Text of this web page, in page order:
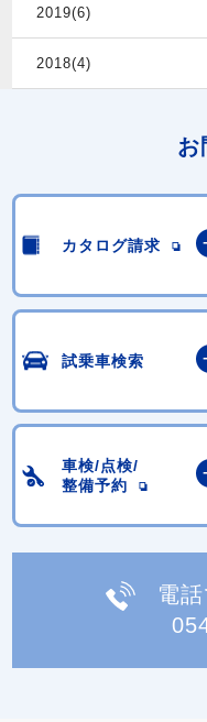
2019(6)
2018(4)
お
カタログ請求
試乗車検索
車検/点検/
整備予約
電